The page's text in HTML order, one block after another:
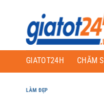
GIATOT24H CHĂM
LÀM ĐẸP